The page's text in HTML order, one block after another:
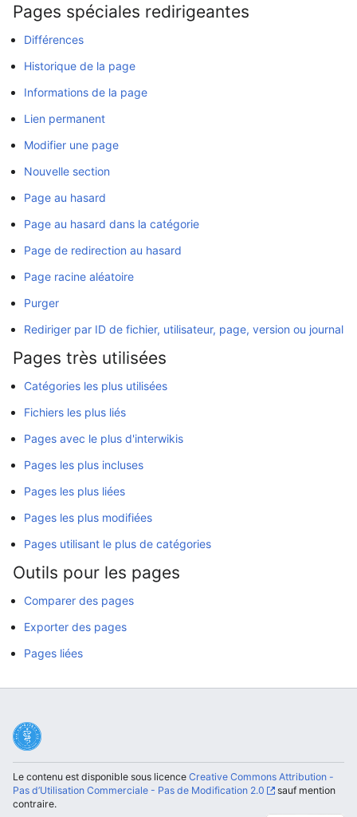
Pages spéciales redirigeantes
Différences
Historique de la page
Informations de la page
Lien permanent
Modifier une page
Nouvelle section
Page au hasard
Page au hasard dans la catégorie
Page de redirection au hasard
Page racine aléatoire
Purger
Rediriger par ID de fichier, utilisateur, page, version ou journal
Pages très utilisées
Catégories les plus utilisées
Fichiers les plus liés
Pages avec le plus d'interwikis
Pages les plus incluses
Pages les plus liées
Pages les plus modifiées
Pages utilisant le plus de catégories
Outils pour les pages
Comparer des pages
Exporter des pages
Pages liées
Le contenu est disponible sous licence Creative Commons Attribution -
Pas d’Utilisation Commerciale - Pas de Modification 2.0
sauf mention
contraire.